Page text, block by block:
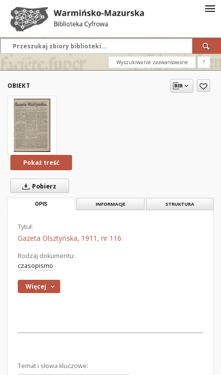
Wyszukiwanie zaawansowane ?
OBIEKT
Pokaż treść
Pobierz
OPIS INFORMACJE STRUKTURA
Tytuł:
Gazeta Olsztyńska, 1911, nr 116
Rodzaj dokumentu:
czasopismo
Więcej
Temat i słowa kluczowe: